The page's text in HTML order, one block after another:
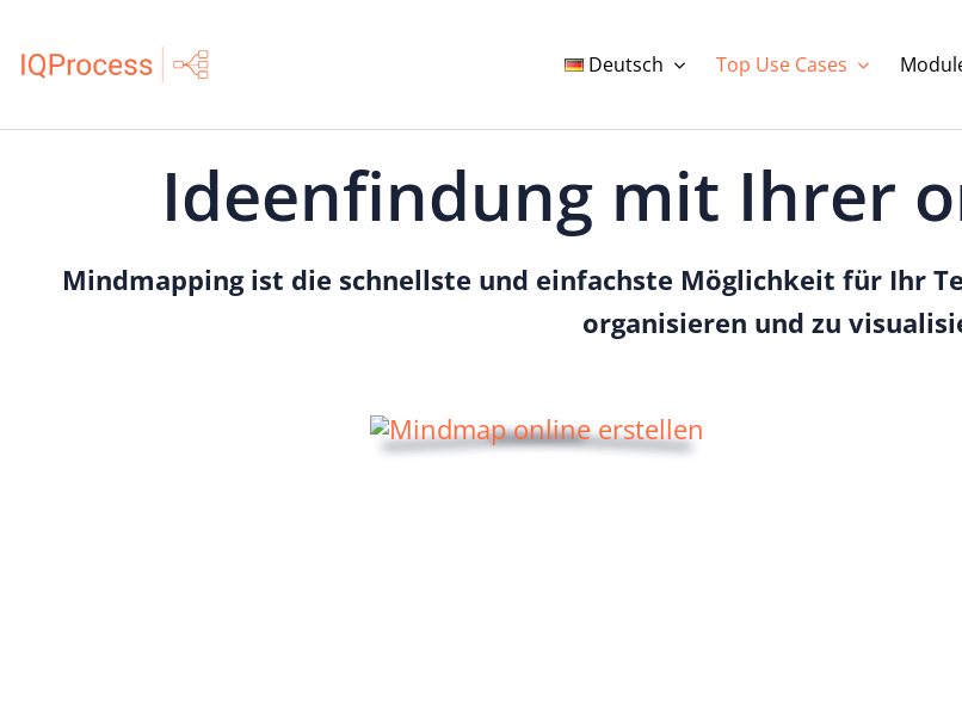
Inhalt
Deutsch Top Use Cases
Ideenfindung mit Ihrer
Mindmapping ist die schnellste und einfachste Möglichkeit für Ihr
organisieren und zu